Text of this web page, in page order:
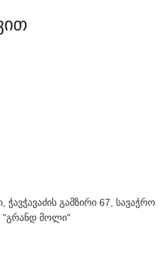
ჭავჭავაძის გამზირი 67, სავაჭრო
"გრანდ მოლი"